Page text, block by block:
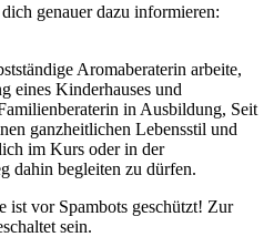
genauer dazu informieren:
Aromaberaterin arbeite,
eines Kinderhauses und
in Ausbildung, Seit
ganzheitlichen Lebensstil und
im Kurs oder in der
dahin begleiten zu dürfen.
ist vor Spambots geschützt! Zur
sein.